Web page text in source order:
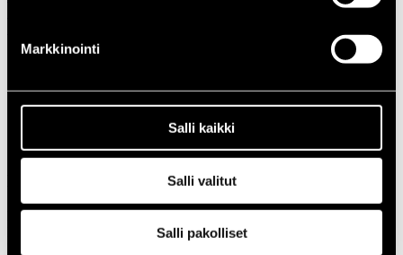
Markkinointi
Salli kaikki
Salli valitut
Salli pakolliset
Festivaalivuodet
Salsamania
Nimi